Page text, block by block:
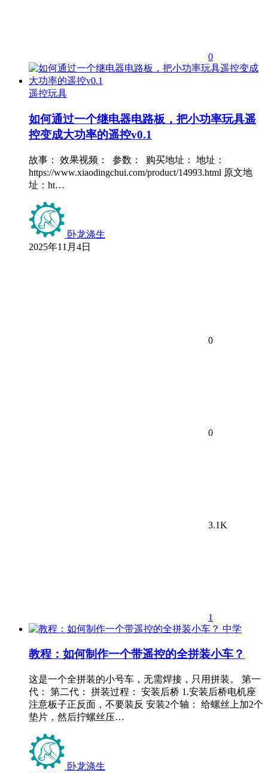
0
遥控玩具
如何通过一个继电器电路板，把小功率玩具遥
控变成大功率的遥控v0.1
故事： 效果视频： 参数： 购买地址： 地址：
https://www.xiaodingchui.com/product/14993.html 原文地
址：ht…
卧龙涤生
2025年11月4日
0
0
3.1K
1
中学
教程：如何制作一个带遥控的全拼装小车？
这是一个全拼装的小号车，无需焊接，只用拼装。 第一
代： 第二代： 拼装过程： 安装后桥 1.安装后桥电机座
注意板子正反面，不要装反 安装2个轴： 给螺丝上加2个
垫片，然后拧螺丝压…
卧龙涤生